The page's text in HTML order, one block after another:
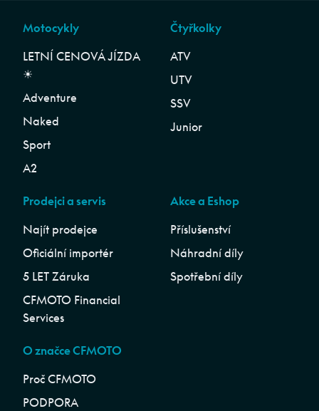
Motocykly
LETNÍ CENOVÁ JÍZDA
☀︎
Adventure
Naked
Sport
A2
Čtyřkolky
ATV
UTV
SSV
Junior
Prodejci a servis
Najít prodejce
Oficiální importér
5 LET Záruka
CFMOTO Financial
Services
Akce a Eshop
Příslušenství
Náhradní díly
Spotřební díly
O značce CFMOTO
Proč CFMOTO
PODPORA